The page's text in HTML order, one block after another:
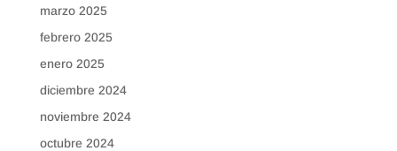
marzo 2025
febrero 2025
enero 2025
diciembre 2024
noviembre 2024
octubre 2024